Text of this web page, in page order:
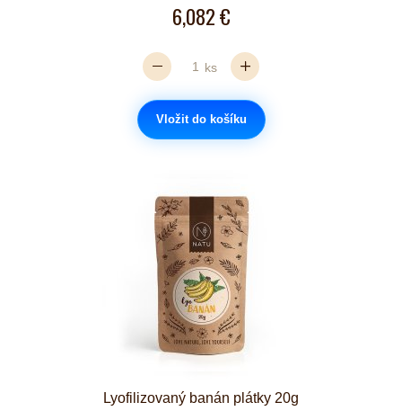
6,082 €
ks
Vložit do košíku
Lyofilizovaný banán plátky 20g